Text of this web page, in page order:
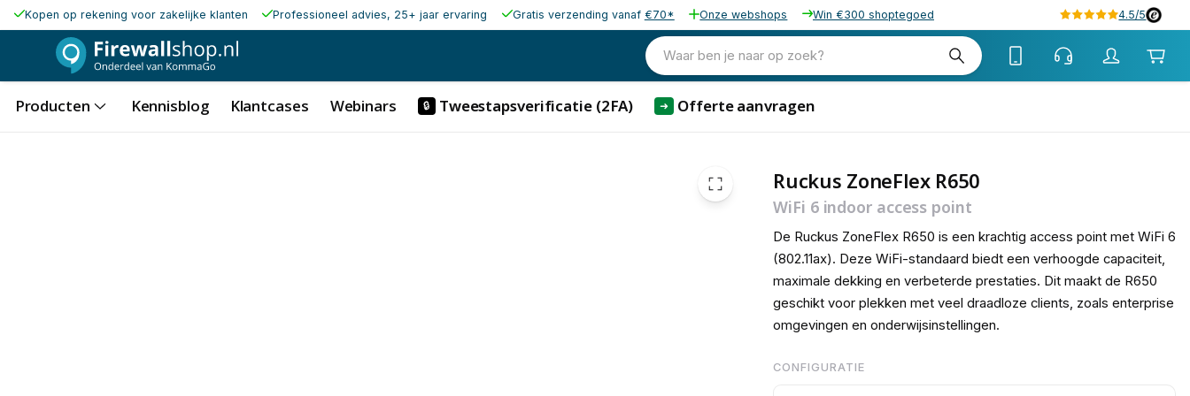
Kopen op rekening voor zakelijke klanten Professioneel advies, 25+ jaar ervaring Gratis verzending vanaf €70* Onze webshops Win €300 shoptegoed 4.5/5
Waar ben je naar op zoek?
Producten Kennisblog Klantcases Webinars 🔒 Tweestapsverificatie (2FA) ➜ Offerte aanvragen
Ruckus ZoneFlex R650
WiFi 6 indoor access point
De Ruckus ZoneFlex R650 is een krachtig access point met WiFi 6
(802.11ax). Deze WiFi-standaard biedt een verhoogde capaciteit,
maximale dekking en verbeterde prestaties. Dit maakt de R650
geschikt voor plekken met veel draadloze clients, zoals enterprise
omgevingen en onderwijsinstellingen.
CONFIGURATIE
1.195,00 excl. btw
1.445,95 incl. btw